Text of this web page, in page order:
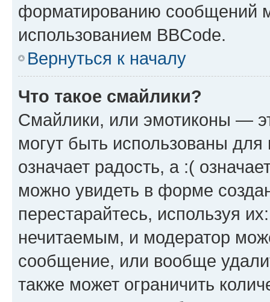
форматированию сообщений
использованием BBCode.
Вернуться к началу
Что такое смайлики?
Смайлики, или эмотиконы —
могут быть использованы
означает радость, а :(
можно увидеть в форме
перестарайтесь, используя
нечитаемым, и модератор
сообщение, или вообще
также может ограничить